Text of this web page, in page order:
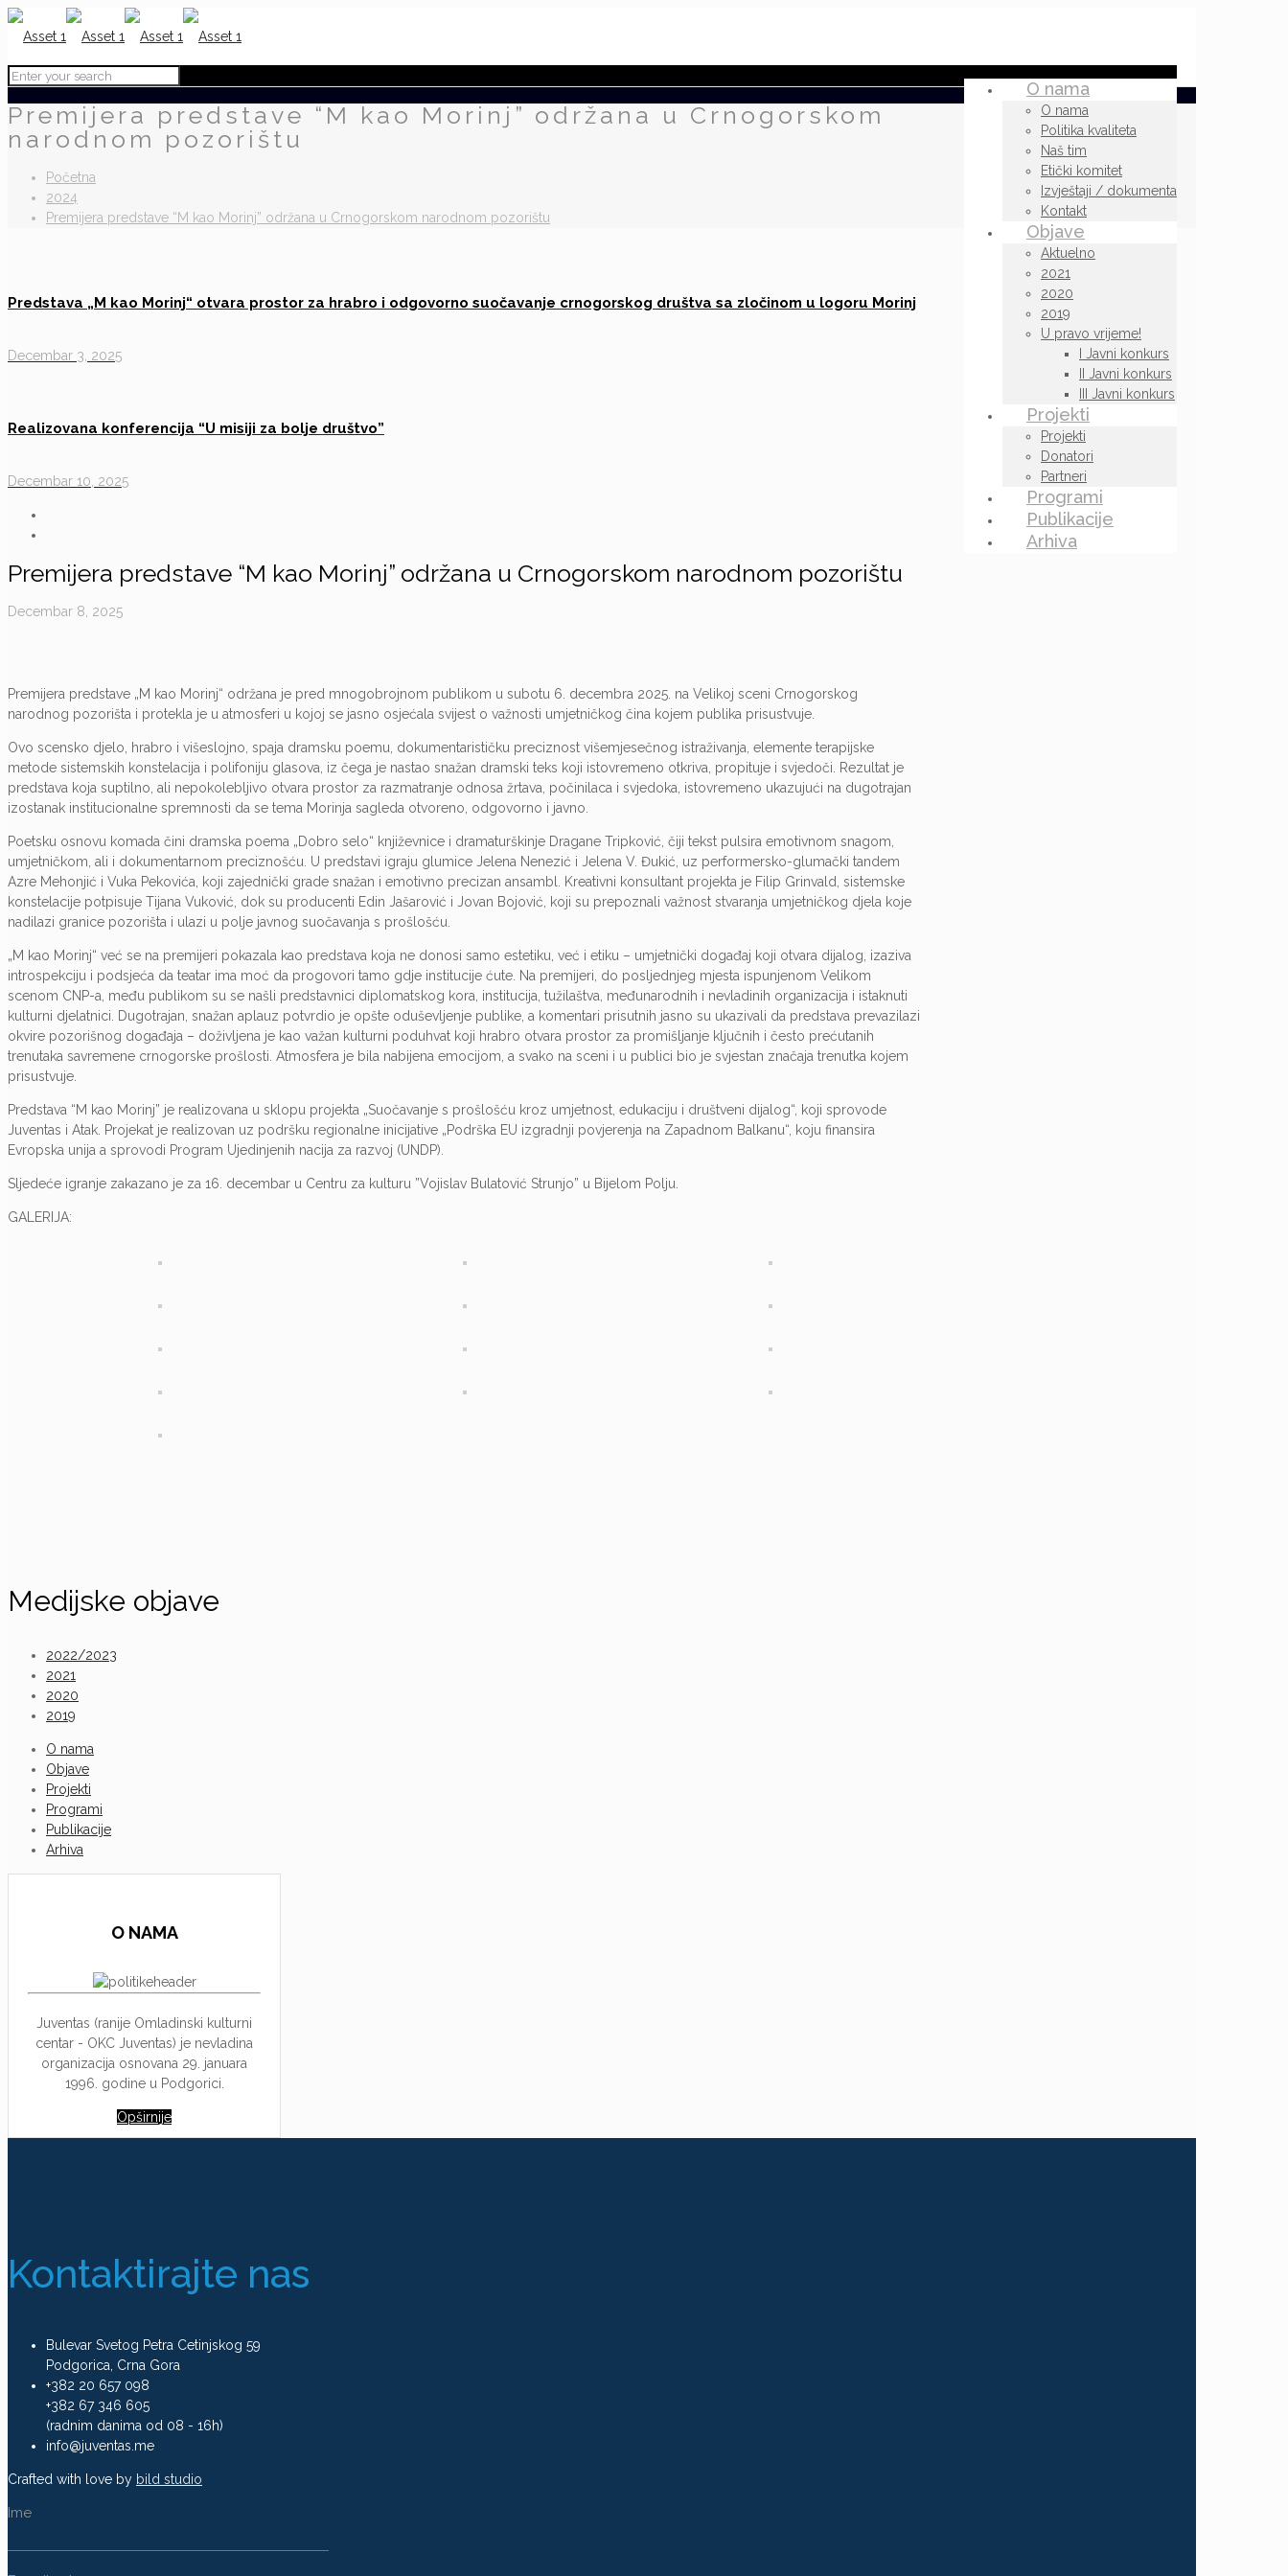
O nama
O nama
Politika kvaliteta
Naš tim
Etički komitet
Izvještaji / dokumenta
Kontakt
Objave
Aktuelno
2021
2020
2019
U pravo vrijeme!
I Javni konkurs
II Javni konkurs
III Javni konkurs
Projekti
Projekti
Donatori
Partneri
Programi
Publikacije
Arhiva
Premijera predstave “M kao Morinj” održana u Crnogorskom
narodnom pozorištu
Početna
2024
Premijera predstave “M kao Morinj” održana u Crnogorskom narodnom pozorištu
Predstava „M kao Morinj“ otvara prostor za hrabro i odgovorno suočavanje crnogorskog društva sa zločinom u logoru Morinj
Decembar 3, 2025
Realizovana konferencija “U misiji za bolje društvo”
Decembar 10, 2025
Premijera predstave “M kao Morinj” održana u Crnogorskom narodnom pozorištu
Decembar 8, 2025
Premijera predstave „M kao Morinj“ održana je pred mnogobrojnom publikom u subotu 6. decembra 2025. na Velikoj sceni Crnogorskog
narodnog pozorišta i protekla je u atmosferi u kojoj se jasno osjećala svijest o važnosti umjetničkog čina kojem publika prisustvuje.
Ovo scensko djelo, hrabro i višeslojno, spaja dramsku poemu, dokumentarističku preciznost višemjesečnog istraživanja, elemente terapijske
metode sistemskih konstelacija i polifoniju glasova, iz čega je nastao snažan dramski teks koji istovremeno otkriva, propituje i svjedoči. Rezultat je
predstava koja suptilno, ali nepokolebljivo otvara prostor za razmatranje odnosa žrtava, počinilaca i svjedoka, istovremeno ukazujući na dugotrajan
izostanak institucionalne spremnosti da se tema Morinja sagleda otvoreno, odgovorno i javno.
Poetsku osnovu komada čini dramska poema „Dobro selo“ književnice i dramaturškinje Dragane Tripković, čiji tekst pulsira emotivnom snagom,
umjetničkom, ali i dokumentarnom preciznošću. U predstavi igraju glumice Jelena Nenezić i Jelena V. Đukić, uz performersko-glumački tandem
Azre Mehonjić i Vuka Pekovića, koji zajednički grade snažan i emotivno precizan ansambl. Kreativni konsultant projekta je Filip Grinvald, sistemske
konstelacije potpisuje Tijana Vuković, dok su producenti Edin Jašarović i Jovan Bojović, koji su prepoznali važnost stvaranja umjetničkog djela koje
nadilazi granice pozorišta i ulazi u polje javnog suočavanja s prošlošću.
„M kao Morinj“ već se na premijeri pokazala kao predstava koja ne donosi samo estetiku, već i etiku – umjetnički događaj koji otvara dijalog, izaziva
introspekciju i podsjeća da teatar ima moć da progovori tamo gdje institucije ćute. Na premijeri, do posljednjeg mjesta ispunjenom Velikom
scenom CNP-a, među publikom su se našli predstavnici diplomatskog kora, institucija, tužilaštva, međunarodnih i nevladinih organizacija i istaknuti
kulturni djelatnici. Dugotrajan, snažan aplauz potvrdio je opšte oduševljenje publike, a komentari prisutnih jasno su ukazivali da predstava prevazilazi
okvire pozorišnog događaja – doživljena je kao važan kulturni poduhvat koji hrabro otvara prostor za promišljanje ključnih i često prećutanih
trenutaka savremene crnogorske prošlosti. Atmosfera je bila nabijena emocijom, a svako na sceni i u publici bio je svjestan značaja trenutka kojem
prisustvuje.
Predstava “M kao Morinj” je realizovana u sklopu projekta „Suočavanje s prošlošću kroz umjetnost, edukaciju i društveni dijalog“, koji sprovode
Juventas i Atak. Projekat je realizovan uz podršku regionalne inicijative „Podrška EU izgradnji povjerenja na Zapadnom Balkanu“, koju finansira
Evropska unija a sprovodi Program Ujedinjenih nacija za razvoj (UNDP).
Sljedeće igranje zakazano je za 16. decembar u Centru za kulturu ”Vojislav Bulatović Strunjo” u Bijelom Polju.
GALERIJA:
Medijske objave
2022/2023
2021
2020
2019
O nama
Objave
Projekti
Programi
Publikacije
Arhiva
O NAMA
Juventas (ranije Omladinski kulturni
centar - OKC Juventas) je nevladina
organizacija osnovana 29. januara
1996. godine u Podgorici.
Opširnije
Kontaktirajte nas
Bulevar Svetog Petra Cetinjskog 59
Podgorica, Crna Gora
+382 20 657 098
+382 67 346 605
(radnim danima od 08 - 16h)
info@juventas.me
Crafted with love by bild studio